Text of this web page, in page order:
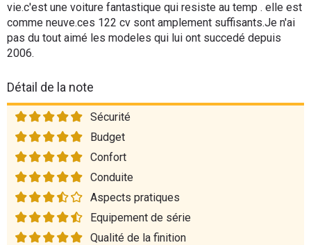
vie.c'est une voiture fantastique qui resiste au temp . elle est
comme neuve.ces 122 cv sont amplement suffisants.Je n'ai
pas du tout aimé les modeles qui lui ont succedé depuis
2006.
Détail de la note
Sécurité
Budget
Confort
Conduite
Aspects pratiques
Equipement de série
Qualité de la finition